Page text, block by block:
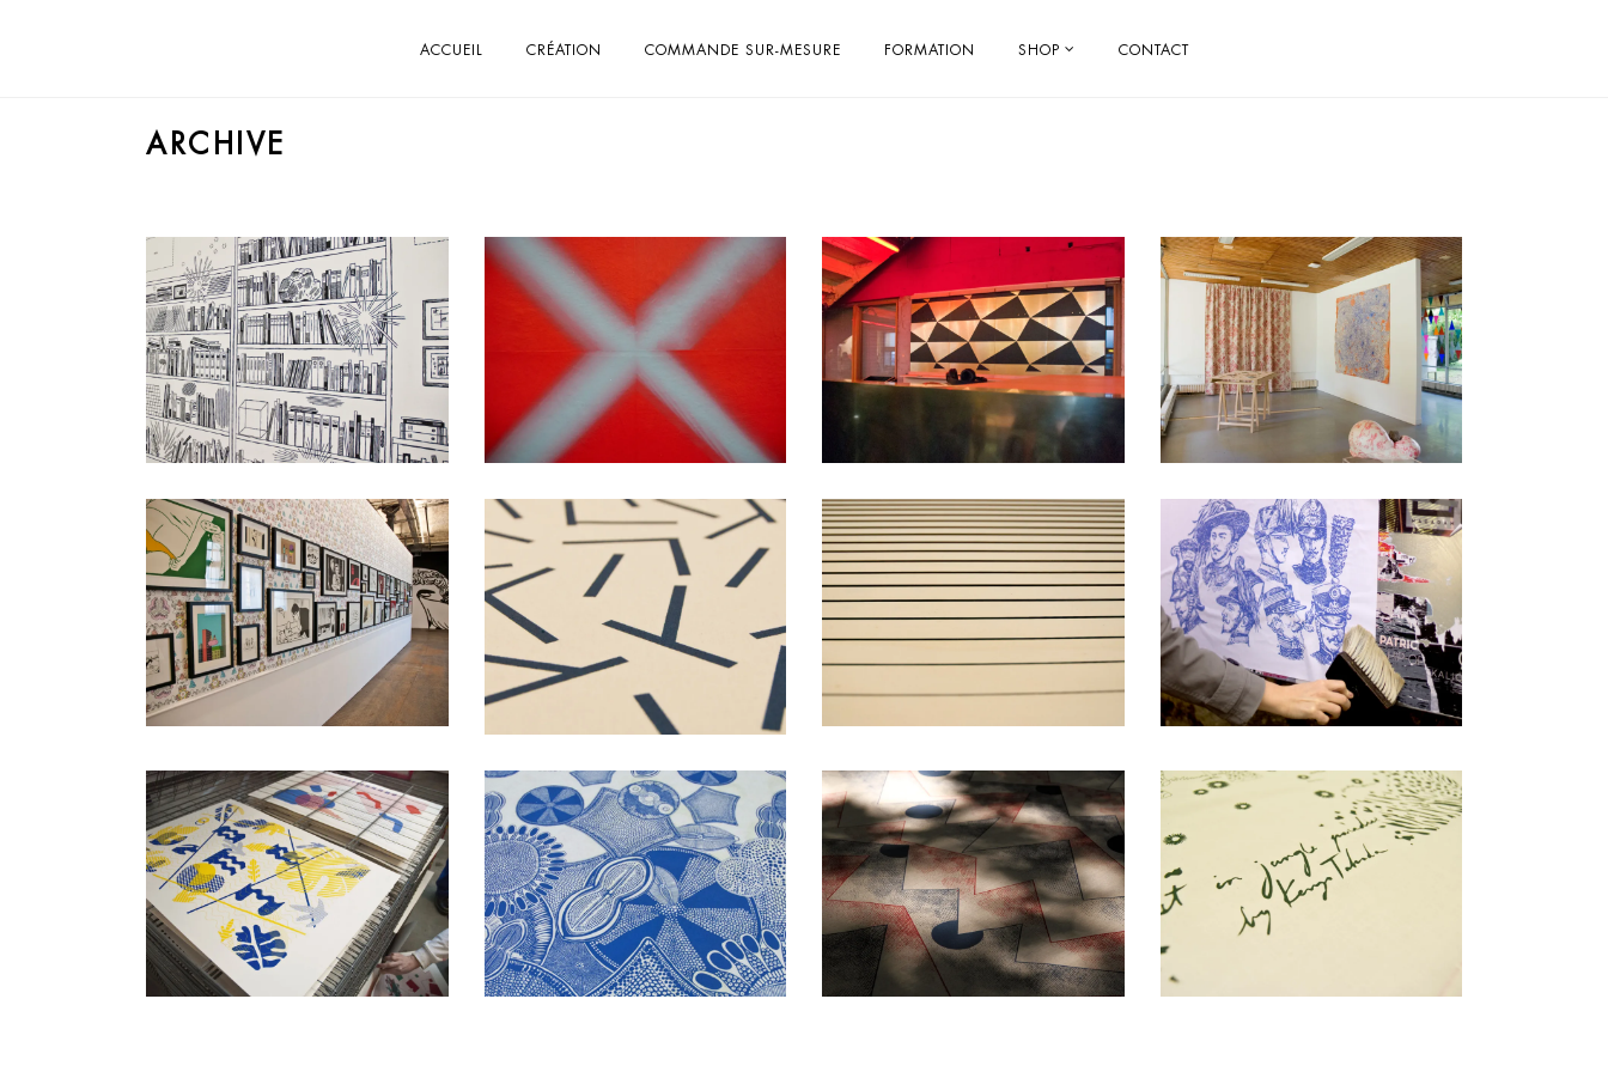
ACCUEIL CRÉATION COMMANDE SUR-MESURE FORMATION SHOP CONTACT
ARCHIVE
Jochen Gerner
Impression sur-mesure
Post Gods / Last Post
création
Polyhèdre
Impression sur-mesure
Toile de Jouy, Regards
contemporains
création
Pierre La Police
Impression sur-mesure
Loup Collection
Impression sur-mesure
Cuisine B&C Remobilisation
Formation
Lisaa
Formation
Fête de la science
Impression sur-mesure
L’inquiétable
création
Lost in the jungle
Impression sur-mesure